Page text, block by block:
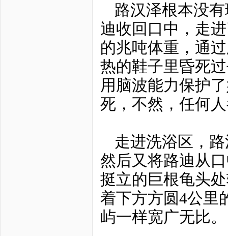
路汉泽根本没
迪收回口中，走
的兆吨体重，通
热的鞋子里昏死
用脑波能力保护
死，不然，任何
走进洗浴区，
然后又将路迪从
挺立的巨根龟头
着下方方圆4公里
屿一样宽广无比。